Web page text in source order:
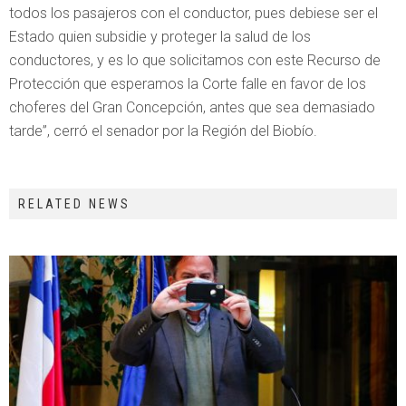
todos los pasajeros con el conductor, pues debiese ser el
Estado quien subsidie y proteger la salud de los
conductores, y es lo que solicitamos con este Recurso de
Protección que esperamos la Corte falle en favor de los
choferes del Gran Concepción, antes que sea demasiado
tarde”, cerró el senador por la Región del Biobío.
RELATED NEWS